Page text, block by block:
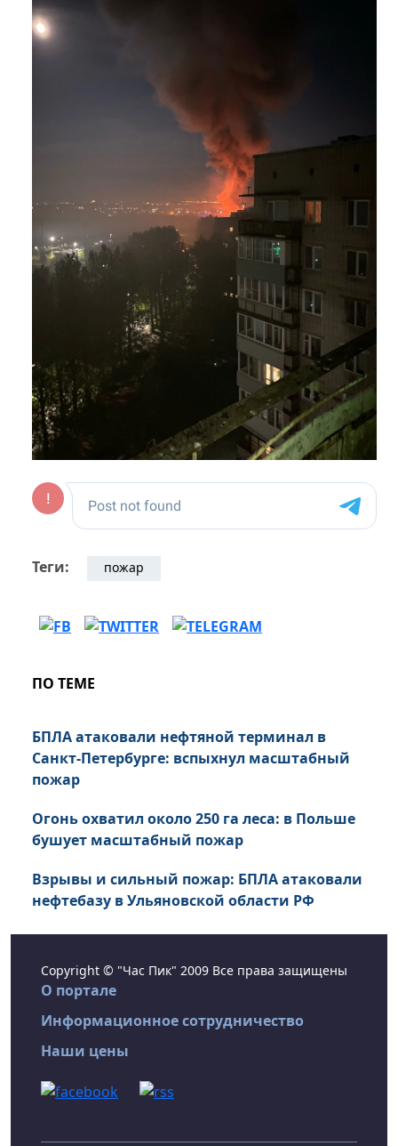
Теги: пожар
ПО ТЕМЕ
БПЛА атаковали нефтяной терминал в
Санкт-Петербурге: вспыхнул масштабный
пожар
Огонь охватил около 250 га леса: в Польше
бушует масштабный пожар
Взрывы и сильный пожар: БПЛА атаковали
нефтебазу в Ульяновской области РФ
Copyright © "Час Пик" 2009 Все права защищены
О портале
Информационное сотрудничество
Наши цены